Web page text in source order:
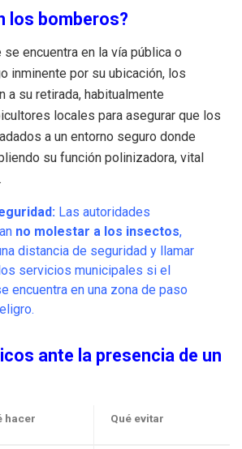
los bomberos?
se encuentra en la vía pública o
inminente por su ubicación, los
a su retirada, habitualmente
locales para asegurar que los
a un entorno seguro donde
su función polinizadora, vital
Las autoridades
no molestar a los insectos,
distancia de seguridad y llamar
servicios municipales si el
encuentra en una zona de paso
ante la presencia de un
hacer Qué evitar